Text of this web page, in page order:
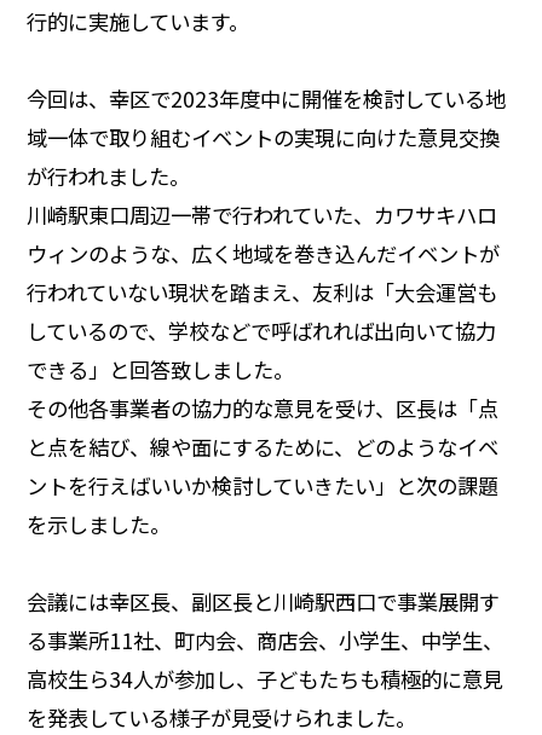
行的に実施しています。
今回は、幸区で2023年度中に開催を検討している地
域一体で取り組むイベントの実現に向けた意見交換
が行われました。
川崎駅東口周辺一帯で行われていた、カワサキハロ
ウィンのような、広く地域を巻き込んだイベントが
行われていない現状を踏まえ、友利は「大会運営も
しているので、学校などで呼ばれれば出向いて協力
できる」と回答致しました。
その他各事業者の協力的な意見を受け、区長は「点
と点を結び、線や面にするために、どのようなイベ
ントを行えばいいか検討していきたい」と次の課題
を示しました。
会議には幸区長、副区長と川崎駅西口で事業展開す
る事業所11社、町内会、商店会、小学生、中学生、
高校生ら34人が参加し、子どもたちも積極的に意見
を発表している様子が見受けられました。